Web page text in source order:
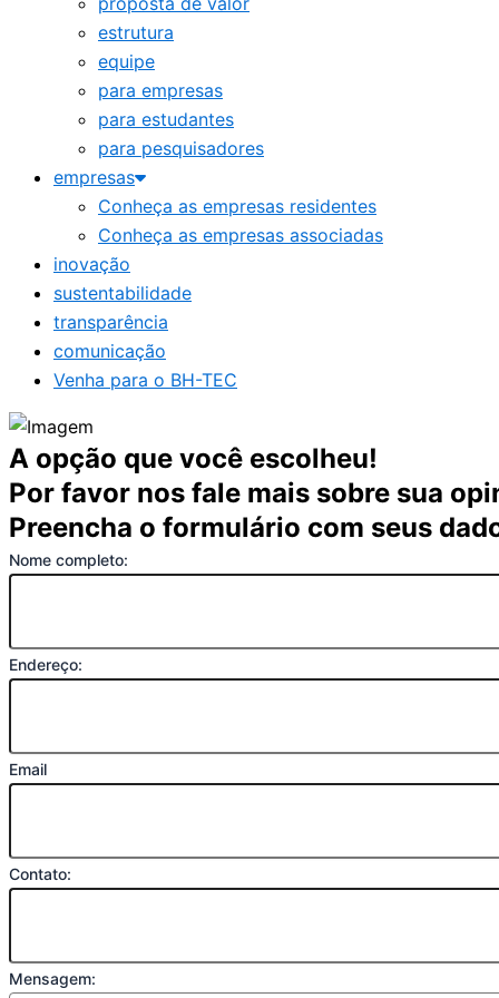
estrutura
equipe
para empresas
para estudantes
para pesquisadores
empresas
Conheça as empresas residentes
Conheça as empresas associadas
inovação
sustentabilidade
transparência
comunicação
Venha para o BH-TEC
A opção que você escolheu!
Por favor nos fale mais sobre sua
Preencha o formulário com seus
Nome completo:
Endereço:
Email
Contato:
Mensagem: